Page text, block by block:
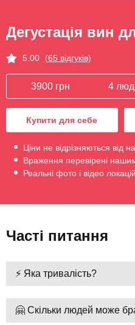
Дегустація вин
5.00 (65 відгуків)
3900 грн 4
Купити для себе
Ціни не відрізняються від
Враження перевірені
Реальні фото і відео локацій
Часті питання
⚡ Яка тривалість?
🤗 Скільки людей може